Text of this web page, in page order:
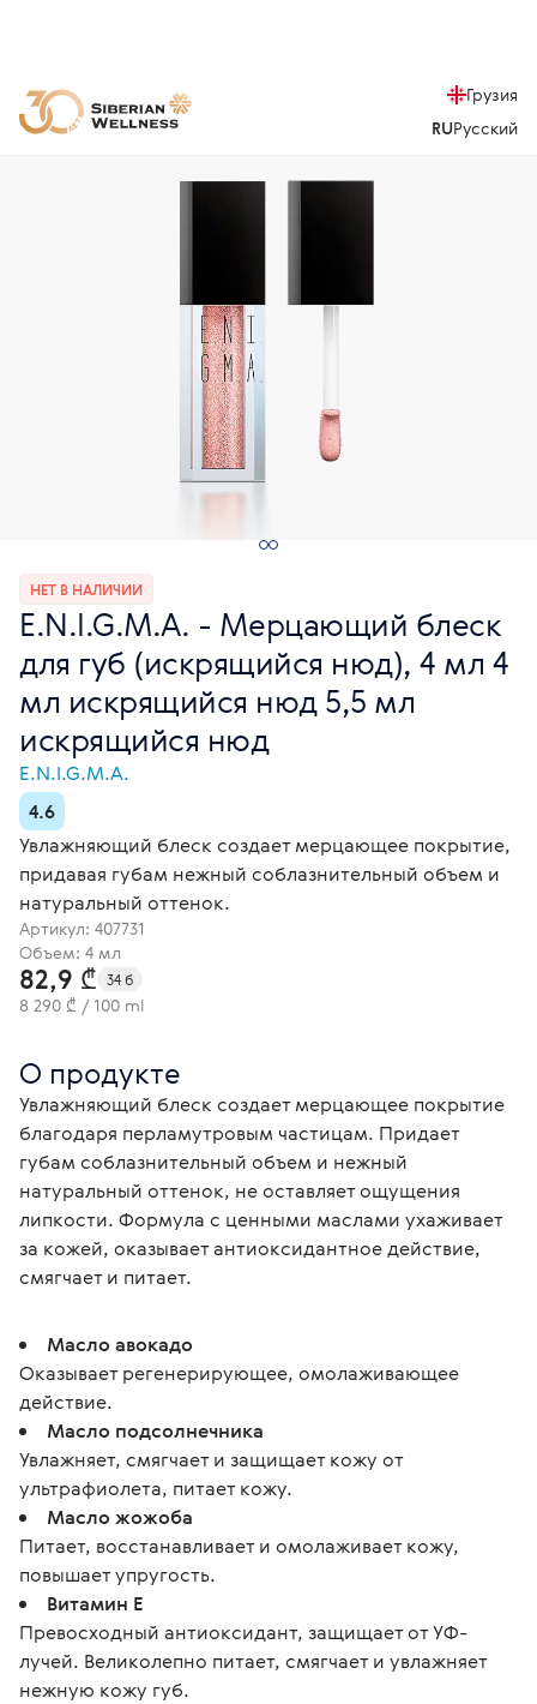
Грузия
RUРусский
НЕТ В НАЛИЧИИ
E.N.I.G.M.A. - Мерцающий блеск
для губ (искрящийся нюд), 4 мл 4
мл искрящийся нюд 5,5 мл
искрящийся нюд
E.N.I.G.M.A.
4.6
Увлажняющий блеск создает мерцающее покрытие,
придавая губам нежный соблазнительный объем и
натуральный оттенок.
Артикул: 407731
Объем: 4 мл
82,9 ₾ 34 б
8 290 ₾ / 100 ml
О продукте
Увлажняющий блеск создает мерцающее покрытие
благодаря перламутровым частицам. Придает
губам соблазнительный объем и нежный
натуральный оттенок, не оставляет ощущения
липкости. Формула с ценными маслами ухаживает
за кожей, оказывает антиоксидантное действие,
смягчает и питает.
Масло авокадо
Оказывает регенерирующее, омолаживающее
действие.
Масло подсолнечника
Увлажняет, смягчает и защищает кожу от
ультрафиолета, питает кожу.
Масло жожоба
Питает, восстанавливает и омолаживает кожу,
повышает упругость.
Витамин Е
Превосходный антиоксидант, защищает от УФ-
лучей. Великолепно питает, смягчает и увлажняет
нежную кожу губ.